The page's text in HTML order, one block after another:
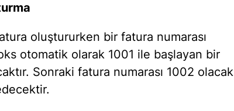
oluştururken bir fatura numarası
otomatik olarak 1001 ile başlayan bir
Sonraki fatura numarası 1002 olacak